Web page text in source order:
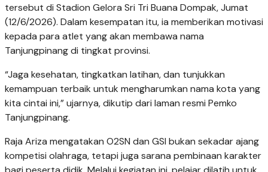
tersebut di Stadion Gelora Sri Tri Buana Dompak, Jumat
(12/6/2026). Dalam kesempatan itu, ia memberikan motivasi
kepada para atlet yang akan membawa nama
Tanjungpinang di tingkat provinsi.
“Jaga kesehatan, tingkatkan latihan, dan tunjukkan
kemampuan terbaik untuk mengharumkan nama kota yang
kita cintai ini,” ujarnya, dikutip dari laman resmi Pemko
Tanjungpinang.
Raja Ariza mengatakan O2SN dan GSI bukan sekadar ajang
kompetisi olahraga, tetapi juga sarana pembinaan karakter